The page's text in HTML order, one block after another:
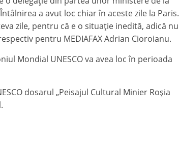
a avut loc chiar în aceste zile la Paris.
zile, pentru că e o situație inedită, adică nu
pentru MEDIAFAX Adrian Cioroianu.
Mondial UNESCO va avea loc în perioada
dosarul „Peisajul Cultural Minier Roşia